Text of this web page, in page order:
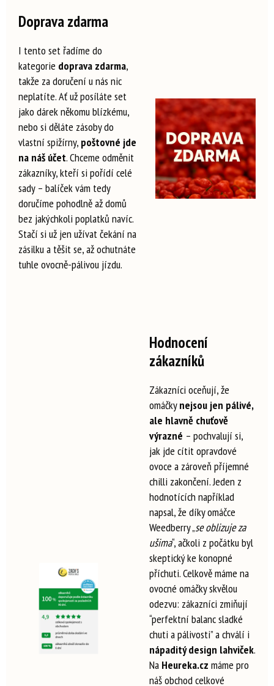
Doprava zdarma
I tento set řadíme do
kategorie doprava zdarma,
takže za doručení u nás nic
neplatíte. Ať už posíláte set
jako dárek někomu blízkému,
nebo si děláte zásoby do
vlastní spižírny, poštovné jde
na náš účet. Chceme odměnit
zákazníky, kteří si pořídí celé
sady – balíček vám tedy
doručíme pohodlně až domů
bez jakýchkoli poplatků navíc.
Stačí si už jen užívat čekání na
zásilku a těšit se, až ochutnáte
tuhle ovocně-pálivou jízdu.
Hodnocení
zákazníků
Zákazníci oceňují, že
omáčkynejsou jen pálivé,
ale hlavně chuťově
výrazné – pochvalují si,
jak jde cítit opravdové
ovoce a zároveň příjemné
chilli zakončení. Jeden z
hodnotících například
napsal, že díky omáčce
Weedberry „se oblizuje za
ušima“, ačkoli z počátku byl
skeptický ke konopné
příchuti.Celkově máme na
ovocné omáčky skvělou
odezvu: zákazníci zmiňují
“perfektní balanc sladké
chuti a pálivosti” a chválí i
nápaditý design lahviček.
Na Heureka.cz máme pro
náš obchod celkové